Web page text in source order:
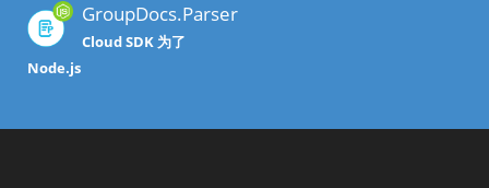
GroupDocs.Parser
Cloud SDK 为了
Node.js